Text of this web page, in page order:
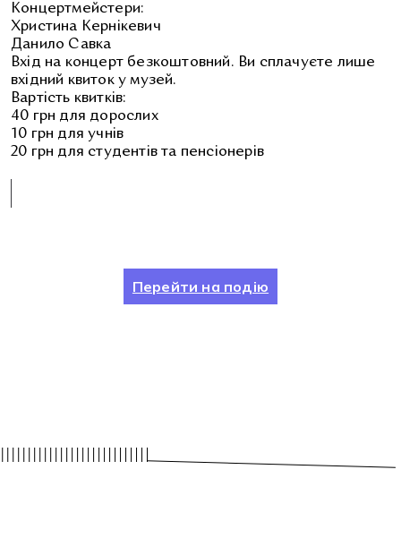
Концертмейстери:
Христина Кернікевич
Данило Савка
Вхід на концерт безкоштовний. Ви сплачуєте лише
вхідний квиток у музей.
Вартість квитків:
40 грн для дорослих
10 грн для учнів
20 грн для студентів та пенсіонерів
Перейти на подію